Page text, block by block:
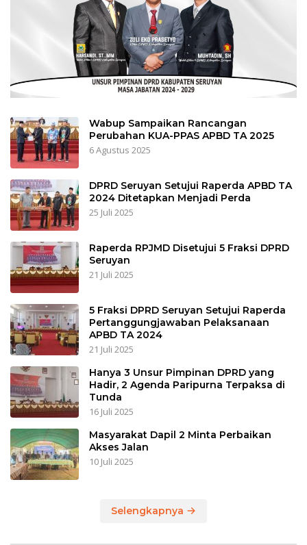
Wabup Sampaikan Rancangan
Perubahan KUA-PPAS APBD TA 2025
6 Agustus 2025
DPRD Seruyan Setujui Raperda APBD TA
2024 Ditetapkan Menjadi Perda
25 Juli 2025
Raperda RPJMD Disetujui 5 Fraksi DPRD
Seruyan
21 Juli 2025
5 Fraksi DPRD Seruyan Setujui Raperda
Pertanggungjawaban Pelaksanaan
APBD TA 2024
21 Juli 2025
Hanya 3 Unsur Pimpinan DPRD yang
Hadir, 2 Agenda Paripurna Terpaksa di
Tunda
16 Juli 2025
Masyarakat Dapil 2 Minta Perbaikan
Akses Jalan
10 Juli 2025
Selengkapnya